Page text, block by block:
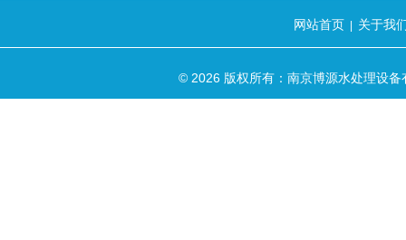
网站首页 关于我
© 2026 版权所有：南京博源水处理设